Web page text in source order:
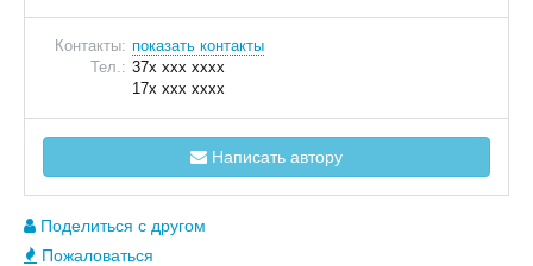
Контакты: показать контакты
Тел.: 37x xxx xxxx
17x xxx xxxx
Написать автору
Поделиться с другом
Пожаловаться